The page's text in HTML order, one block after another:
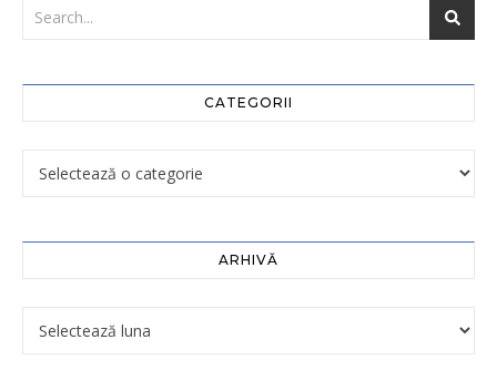
CATEGORII
ARHIVĂ